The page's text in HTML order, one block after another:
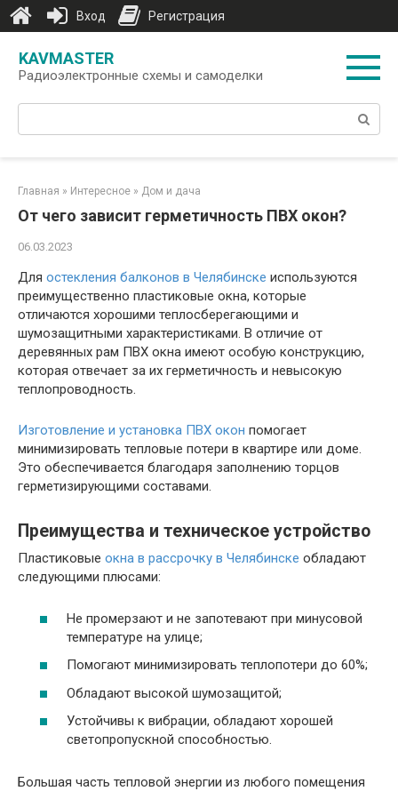
контенту
KAVMASTER
Радиоэлектронные схемы и самоделки
Поиск:
Главная » Интересное » Дом и дача
От чего зависит герметичность ПВХ окон?
06.03.2023
Для остекления балконов в Челябинске используются
преимущественно пластиковые окна, которые
отличаются хорошими теплосберегающими и
шумозащитными характеристиками. В отличие от
деревянных рам ПВХ окна имеют особую конструкцию,
которая отвечает за их герметичность и невысокую
теплопроводность.
Изготовление и установка ПВХ окон помогает
минимизировать тепловые потери в квартире или доме.
Это обеспечивается благодаря заполнению торцов
герметизирующими составами.
Преимущества и техническое устройство
Пластиковые окна в рассрочку в Челябинске обладают
следующими плюсами:
Не промерзают и не запотевают при минусовой
температуре на улице;
Помогают минимизировать теплопотери до 60%;
Обладают высокой шумозащитой;
Устойчивы к вибрации, обладают хорошей
светопропускной способностью.
Большая часть тепловой энергии из любого помещения
Вход Регистрация